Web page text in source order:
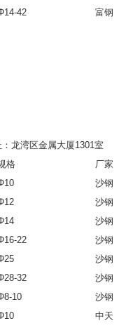
42 富钢
龙湾区金属大厦1301室
格
厂家
沙钢
沙钢
沙钢
22
沙钢
沙钢
32
沙钢
10
沙钢
中天